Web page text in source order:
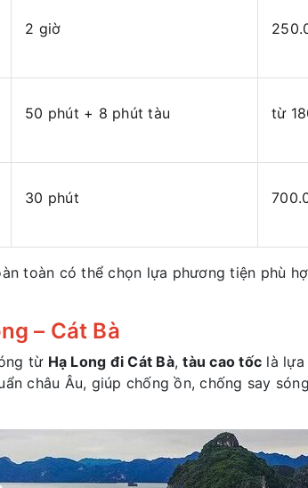
2 giờ
50 phút + 8 phút tàu từ
30 phút
toàn có thể chọn lựa phương tiện phù
– Cát Bà
từ Hạ Long đi Cát Bà,tàu cao tốc là
châu Âu, giúp chống ồn, chống say